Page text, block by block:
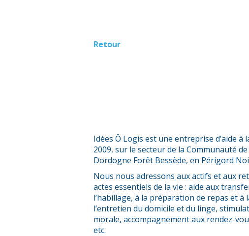
Retour
Idées Ô Logis est une entreprise d’aide à
2009, sur le secteur de la Communauté
Dordogne Forêt Bessède, en Périgord
Nous nous adressons aux actifs et aux
actes essentiels de la vie : aide aux
l’habillage, à la préparation de repas et à
l’entretien du domicile et du linge,
morale, accompagnement aux rendez-
etc.